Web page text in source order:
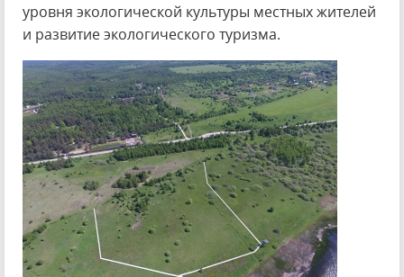
уровня экологической культуры местных жителей
и развитие экологического туризма.